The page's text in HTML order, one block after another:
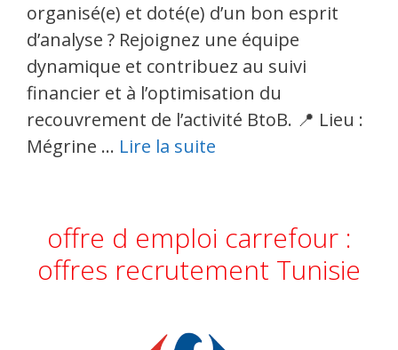
organisé(e) et doté(e) d’un bon esprit
d’analyse ? Rejoignez une équipe
dynamique et contribuez au suivi
financier et à l’optimisation du
recouvrement de l’activité BtoB. 📍 Lieu :
Mégrine … Lire la suite
offre d emploi carrefour :
offres recrutement Tunisie